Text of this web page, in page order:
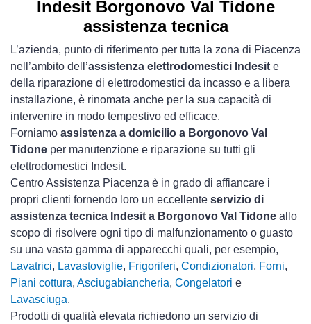
Indesit Borgonovo Val Tidone
assistenza tecnica
L’azienda, punto di riferimento per tutta la zona di Piacenza
nell’ambito dell’assistenza elettrodomestici Indesit e
della riparazione di elettrodomestici da incasso e a libera
installazione, è rinomata anche per la sua capacità di
intervenire in modo tempestivo ed efficace.
Forniamo assistenza a domicilio a Borgonovo Val
Tidone per manutenzione e riparazione su tutti gli
elettrodomestici Indesit.
Centro Assistenza Piacenza è in grado di affiancare i
propri clienti fornendo loro un eccellente servizio di
assistenza tecnica Indesit a Borgonovo Val Tidone allo
scopo di risolvere ogni tipo di malfunzionamento o guasto
su una vasta gamma di apparecchi quali, per esempio,
Lavatrici, Lavastoviglie, Frigoriferi, Condizionatori, Forni,
Piani cottura, Asciugabiancheria, Congelatori e
Lavasciuga.
Prodotti di qualità elevata richiedono un servizio di